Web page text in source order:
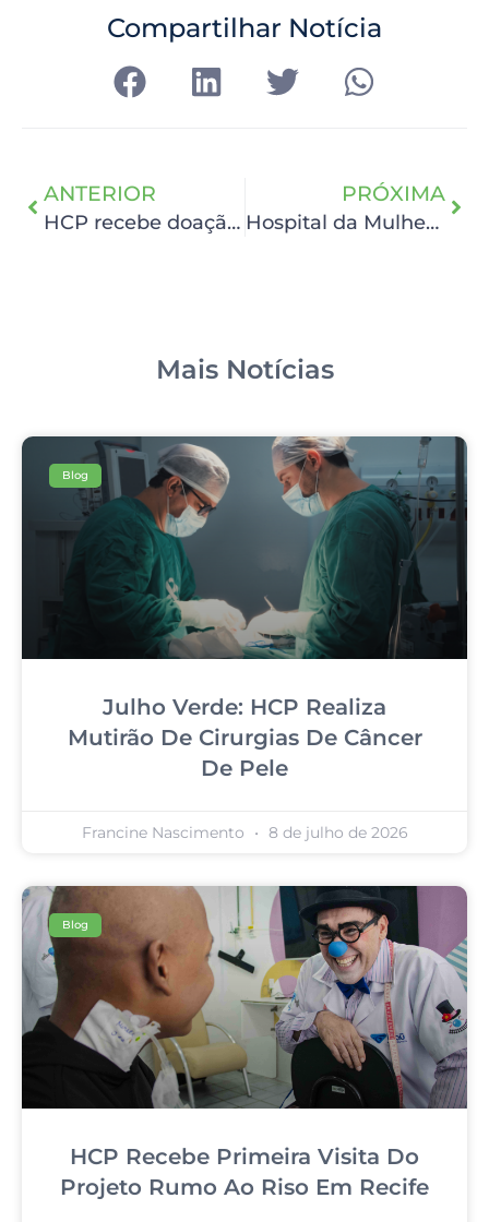
Compartilhar Notícia
ANTERIOR
HCP recebe doação do Dia do Pão Solidário
PRÓXIMA
Hospital da Mulher recebe Ministro da Saúde
Mais Notícias
Blog
Julho Verde: HCP Realiza
Mutirão De Cirurgias De Câncer
De Pele
Francine Nascimento 8 de julho de 2026
Blog
HCP Recebe Primeira Visita Do
Projeto Rumo Ao Riso Em Recife